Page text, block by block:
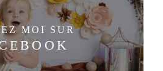
MOI SUR